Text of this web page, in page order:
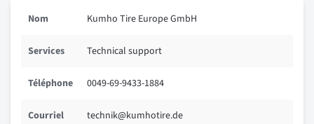
Nom Kumho Tire Europe GmbH
Services Technical support
Téléphone 0049-69-9433-1884
Courriel technik@kumhotire.de